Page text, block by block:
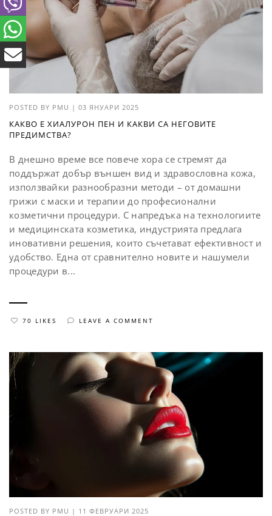
POSTED BY PMU | 03 ЯНУАРИ 2025
КАКВО Е ХИАЛУРОН ПЕН И КАКВИ СА НЕГОВИТЕ
ПРЕДИМСТВА?
В днешно време все повече хора се стремят да
поддържат добър външен вид и здравословна кожа,
използвайки разнообразни методи – от домашни
грижи с маски и терапии до професионални
козметични процедури. С напредъка на технологиите
и медицинската козметика, индустрията предлага
иновативни решения, които съчетават ефективност и
удобство. Една от сравнително новите и нашумели
процедури в...
70 LIKES LEAVE A COMMENT
POSTED BY PMU | 11 ФЕВРУАРИ 2025